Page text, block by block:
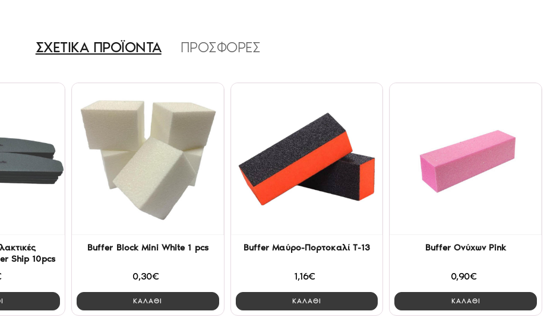
ΣΧΕΤΙΚΑ ΠΡΟΪΟΝΤΑ ΠΡΟΣΦΟΡΕΣ
Ship 10pcs
Buffer Block Mini White 1 pcs
0,30€
ΚΑΛΑΘΙ
Buffer Μαύρο-Πορτοκαλί Τ-13
1,16€
ΚΑΛΑΘΙ
Buffer Ονύχων Pink
0,90€
ΚΑΛΑΘΙ